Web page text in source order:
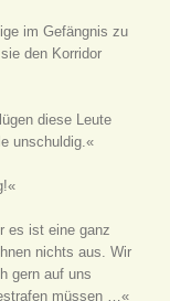
im Gefängnis zu
den Korridor
diese Leute
unschuldig.«
es ist eine ganz
nichts aus. Wir
gern auf uns
müssen …«